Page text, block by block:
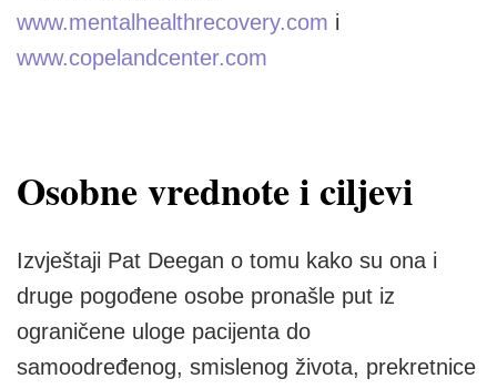
www.mentalhealthrecovery.com i
www.copelandcenter.com
Osobne vrednote i ciljevi
Izvještaji Pat Deegan o tomu kako su ona i
druge pogođene osobe pronašle put iz
ograničene uloge pacijenta do
samoodređenog, smislenog života, prekretnice